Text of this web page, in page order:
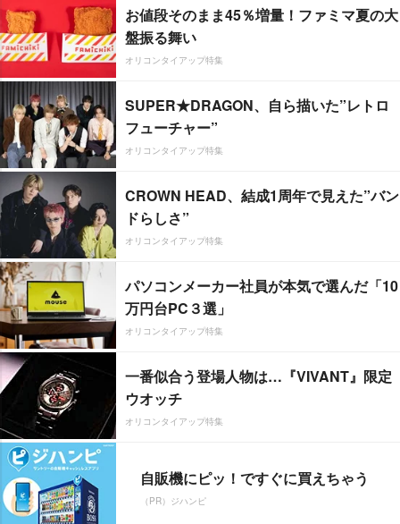
お値段そのまま45％増量！ファミマ夏の大
盤振る舞い
オリコンタイアップ特集
SUPER★DRAGON、自ら描いた”レトロ
フューチャー”
オリコンタイアップ特集
CROWN HEAD、結成1周年で見えた”バン
ドらしさ”
オリコンタイアップ特集
パソコンメーカー社員が本気で選んだ「10
万円台PC３選」
オリコンタイアップ特集
一番似合う登場人物は…『VIVANT』限定
ウオッチ
オリコンタイアップ特集
自販機にピッ！ですぐに買えちゃう
（PR）ジハンピ